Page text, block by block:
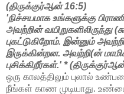
(திருக்குர்ஆன் 16:5)
'நிச்சயமாக உங்களுக்கு
அவற்றின் வயிறுகளிலிருந்து
புகட்டுகிறோம். இன்னும்
இருக்கின்றன. அவற்றி(ன்
புசிக்கிறீர்கள்.' *
ஒரு காலத்திலும் புலால்
நீங்கள் காண முடியாது.